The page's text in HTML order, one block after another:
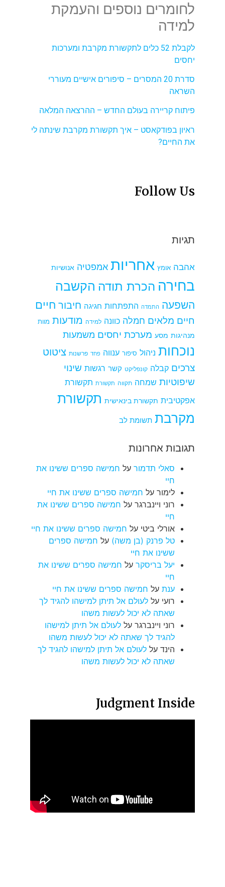
לחומרים נוספים והעמקת
למידה
לקבלת 52 כלים לתקשורת מקרבת ומערכות
יחסים
סדרת 20 המסרים – סיפורים אישיים מעוררי
השראה
פיתוח קריירה בעולם החדש – ההרצאה המלאה
ראיון בפודקאסט – איך תקשורת מקרבת שינתה לי
את החיים?
Follow Us
תגיות
אהבה אומץ אחריות אמפטיה אנושיות
בחירה הכרת תודה הקשבה
השפעה התמדה התפתחות חגיגה חיבור חיים
חיים מלאים חמלה כוונה למידה מודעות מוות
מנהיגות מסע מערכת יחסים משמעות
נוכחות ניהול סיפור ענווה פחד פרשנות ציטוט
צרכים קבלה קונפליקט קשר רגשות שינוי
שיפוטיות שמחה תקווה תקשורת תקשורת
אפקטיבית תקשורת בינאישית תקשורת
מקרבת תשומת לב
תגובות אחרונות
סאלי תדמור על חמישה ספרים ששינו את
חיי
לימור על חמישה ספרים ששינו את חיי
רוני ויינברגר על חמישה ספרים ששינו את
חיי
אורלי ביטי על חמישה ספרים ששינו את חיי
טל פרנק (בן משה) על חמישה ספרים
ששינו את חיי
יעל בריסקר על חמישה ספרים ששינו את
חיי
ענת על חמישה ספרים ששינו את חיי
רועי על לעולם אל תיתן למישהו להגיד לך
שאתה לא יכול לעשות משהו
רוני ויינברגר על לעולם אל תיתן למישהו
להגיד לך שאתה לא יכול לעשות משהו
הינד על לעולם אל תיתן למישהו להגיד לך
שאתה לא יכול לעשות משהו
Judgment Inside